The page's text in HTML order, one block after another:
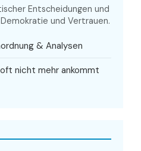
Entscheidungen und
und Vertrauen.
& Analysen
nicht mehr ankommt